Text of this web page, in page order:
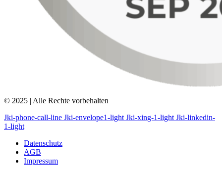
© 2025 | Alle Rechte vorbehalten
Jki-phone-call-line Jki-envelope1-light Jki-xing-1-light Jki-linkedin-
1-light
Datenschutz
AGB
Impressum